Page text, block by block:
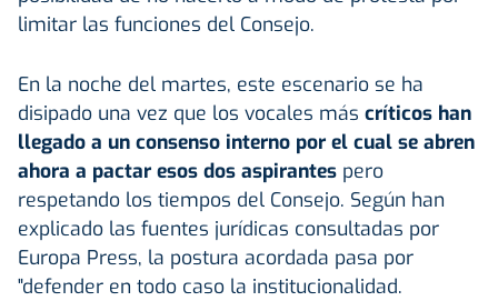
limitar las funciones del Consejo.
En la noche del martes, este escenario se ha
disipado una vez que los vocales más críticos han
llegado a un consenso interno por el cual se abren
ahora a pactar esos dos aspirantes pero
respetando los tiempos del Consejo. Según han
explicado las fuentes jurídicas consultadas por
Europa Press, la postura acordada pasa por
"defender en todo caso la institucionalidad.